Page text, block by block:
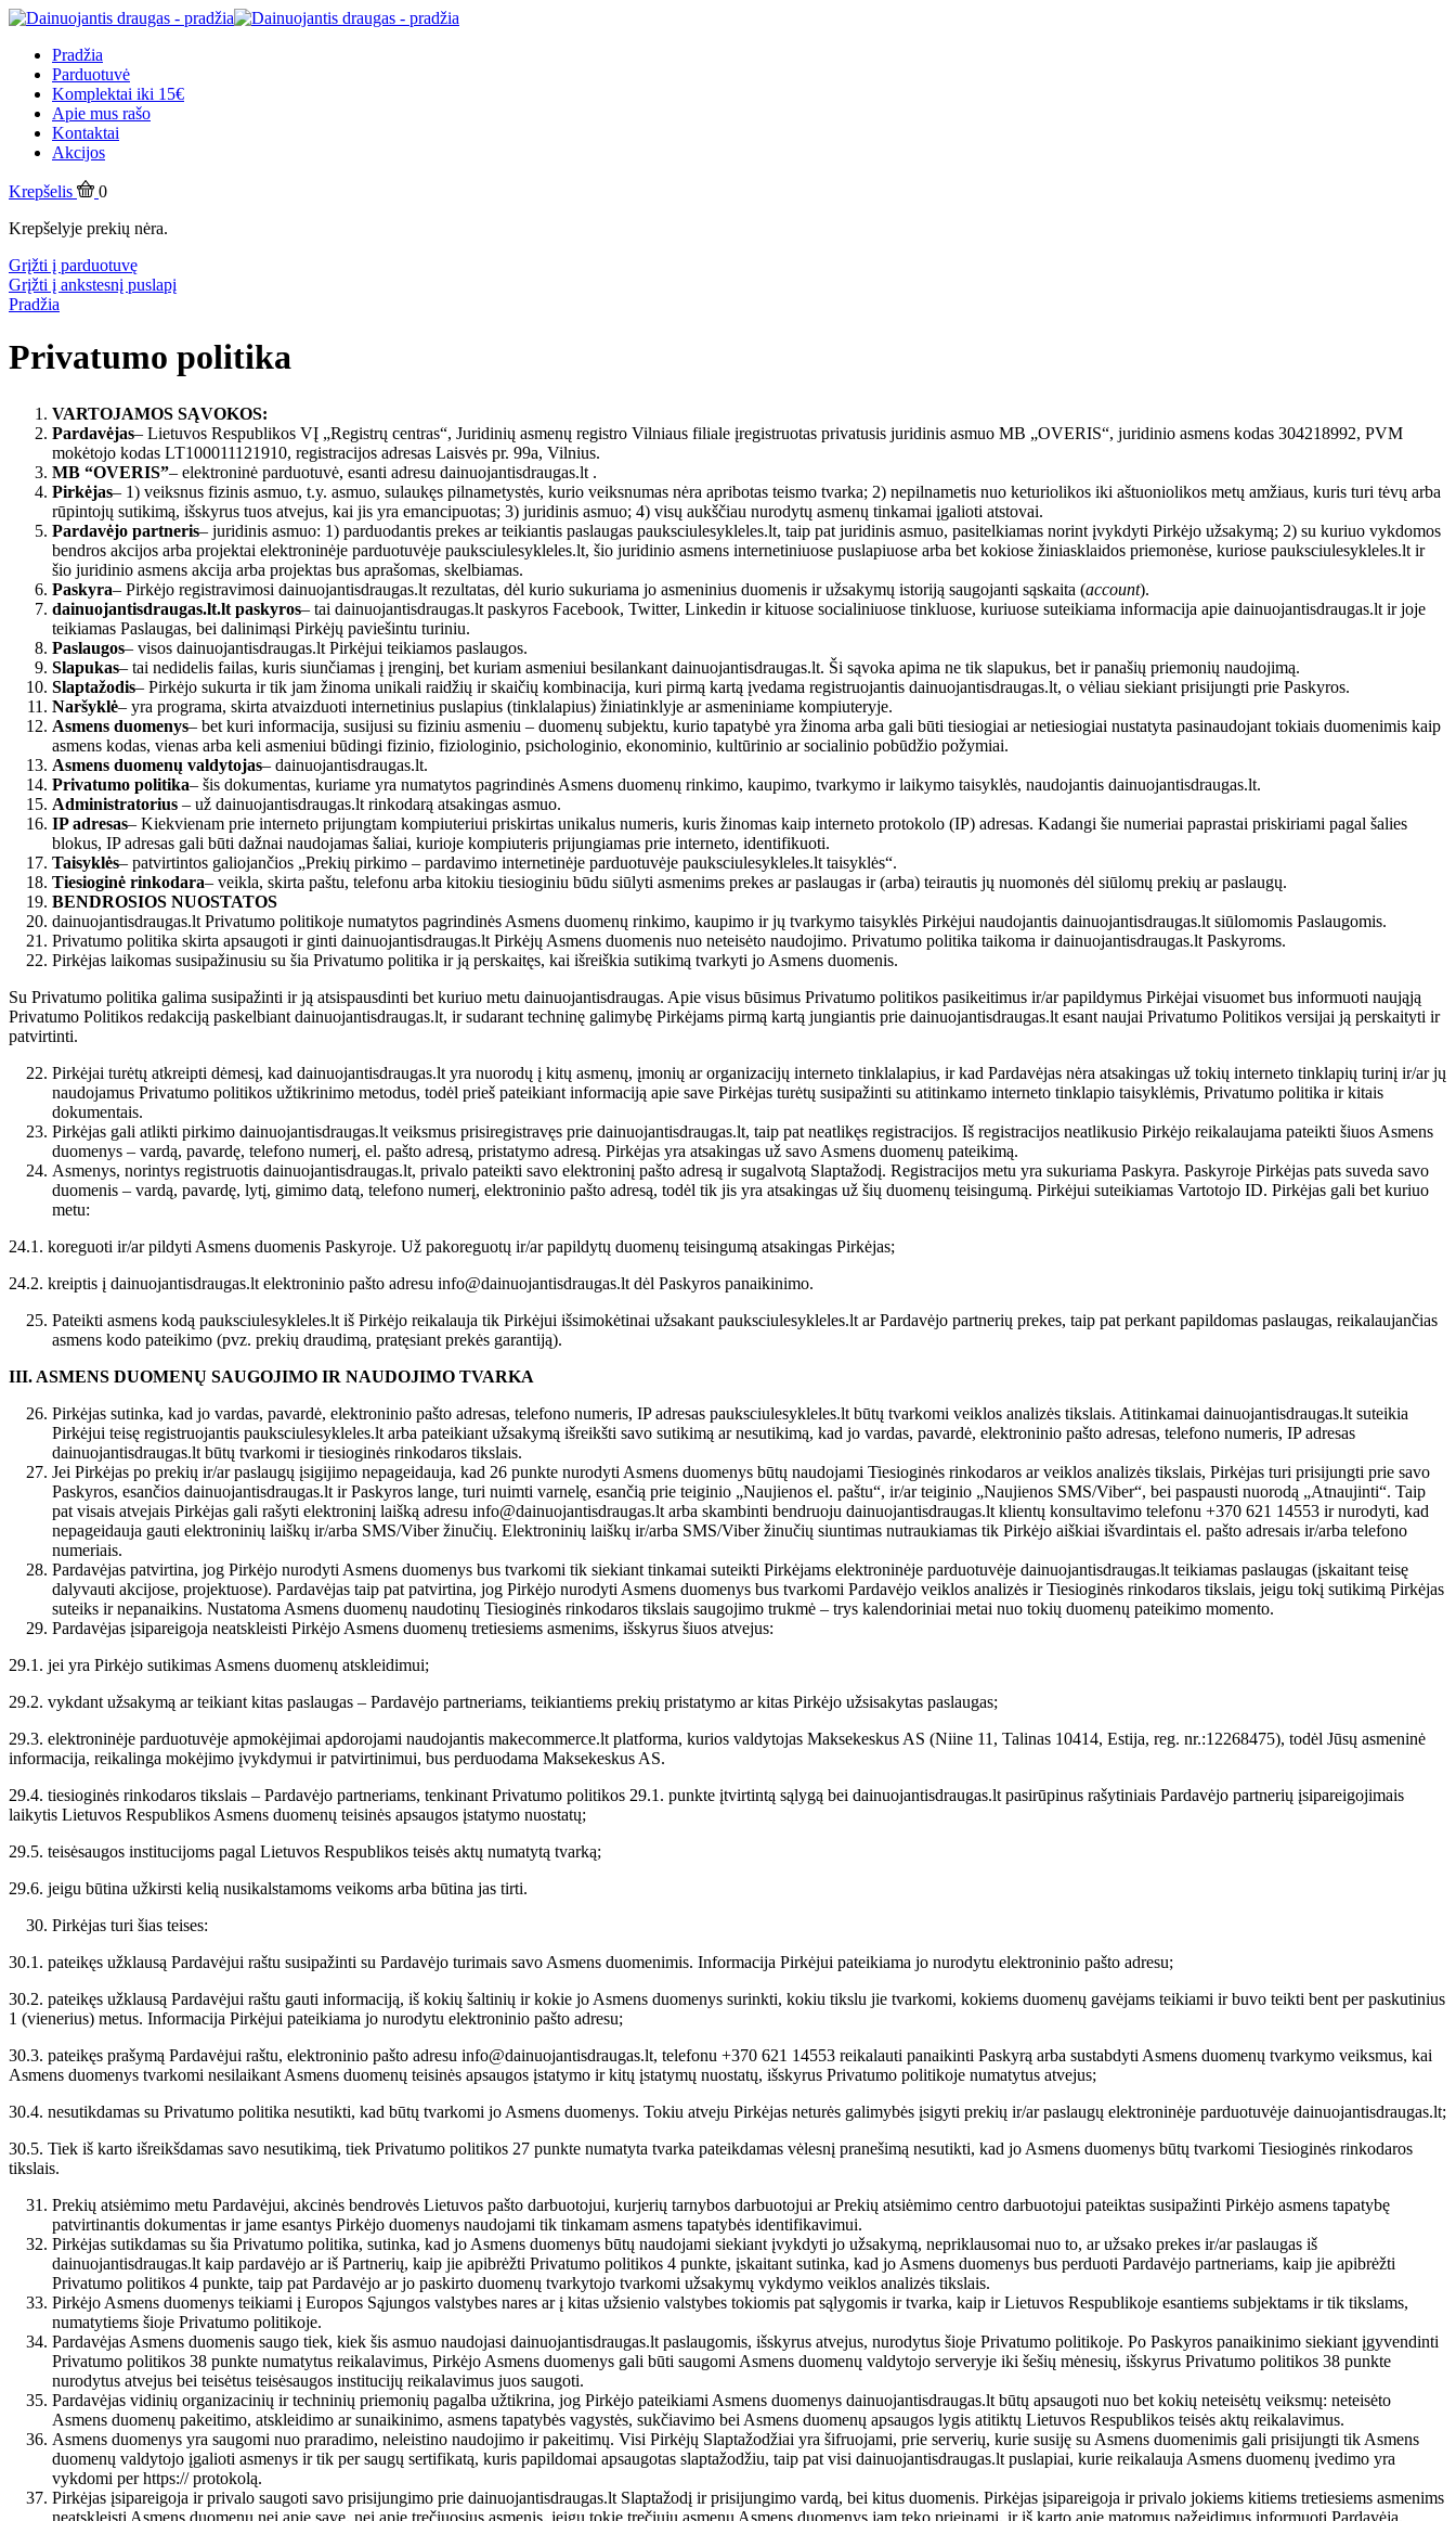
Pradžia
Parduotuvė
Komplektai iki 15€
Apie mus rašo
Kontaktai
Akcijos
Krepšelis
0
Krepšelyje prekių nėra.
Grįžti į parduotuvę
Grįžti į ankstesnį puslapį
Pradžia
Privatumo politika
VARTOJAMOS SĄVOKOS:
Pardavėjas– Lietuvos Respublikos VĮ „Registrų centras“, Juridinių asmenų registro Vilniaus filiale įregistruotas privatusis juridinis asmuo MB „OVERIS“, juridinio asmens kodas 304218992, PVM
mokėtojo kodas LT100011121910, registracijos adresas Laisvės pr. 99a, Vilnius.
MB “OVERIS”– elektroninė parduotuvė, esanti adresu dainuojantisdraugas.lt .
Pirkėjas– 1) veiksnus fizinis asmuo, t.y. asmuo, sulaukęs pilnametystės, kurio veiksnumas nėra apribotas teismo tvarka; 2) nepilnametis nuo keturiolikos iki aštuoniolikos metų amžiaus, kuris turi tėvų arba
rūpintojų sutikimą, išskyrus tuos atvejus, kai jis yra emancipuotas; 3) juridinis asmuo; 4) visų aukščiau nurodytų asmenų tinkamai įgalioti atstovai.
Pardavėjo partneris– juridinis asmuo: 1) parduodantis prekes ar teikiantis paslaugas pauksciulesykleles.lt, taip pat juridinis asmuo, pasitelkiamas norint įvykdyti Pirkėjo užsakymą; 2) su kuriuo vykdomos
bendros akcijos arba projektai elektroninėje parduotuvėje pauksciulesykleles.lt, šio juridinio asmens internetiniuose puslapiuose arba bet kokiose žiniasklaidos priemonėse, kuriose pauksciulesykleles.lt ir
šio juridinio asmens akcija arba projektas bus aprašomas, skelbiamas.
Paskyra– Pirkėjo registravimosi dainuojantisdraugas.lt rezultatas, dėl kurio sukuriama jo asmeninius duomenis ir užsakymų istoriją saugojanti sąskaita (account).
dainuojantisdraugas.lt.lt paskyros– tai dainuojantisdraugas.lt paskyros Facebook, Twitter, Linkedin ir kituose socialiniuose tinkluose, kuriuose suteikiama informacija apie dainuojantisdraugas.lt ir joje
teikiamas Paslaugas, bei dalinimąsi Pirkėjų paviešintu turiniu.
Paslaugos– visos dainuojantisdraugas.lt Pirkėjui teikiamos paslaugos.
Slapukas– tai nedidelis failas, kuris siunčiamas į įrenginį, bet kuriam asmeniui besilankant dainuojantisdraugas.lt. Ši sąvoka apima ne tik slapukus, bet ir panašių priemonių naudojimą.
Slaptažodis– Pirkėjo sukurta ir tik jam žinoma unikali raidžių ir skaičių kombinacija, kuri pirmą kartą įvedama registruojantis dainuojantisdraugas.lt, o vėliau siekiant prisijungti prie Paskyros.
Naršyklė– yra programa, skirta atvaizduoti internetinius puslapius (tinklalapius) žiniatinklyje ar asmeniniame kompiuteryje.
Asmens duomenys– bet kuri informacija, susijusi su fiziniu asmeniu – duomenų subjektu, kurio tapatybė yra žinoma arba gali būti tiesiogiai ar netiesiogiai nustatyta pasinaudojant tokiais duomenimis kaip
asmens kodas, vienas arba keli asmeniui būdingi fizinio, fiziologinio, psichologinio, ekonominio, kultūrinio ar socialinio pobūdžio požymiai.
Asmens duomenų valdytojas– dainuojantisdraugas.lt.
Privatumo politika– šis dokumentas, kuriame yra numatytos pagrindinės Asmens duomenų rinkimo, kaupimo, tvarkymo ir laikymo taisyklės, naudojantis dainuojantisdraugas.lt.
Administratorius – už dainuojantisdraugas.lt rinkodarą atsakingas asmuo.
IP adresas– Kiekvienam prie interneto prijungtam kompiuteriui priskirtas unikalus numeris, kuris žinomas kaip interneto protokolo (IP) adresas. Kadangi šie numeriai paprastai priskiriami pagal šalies
blokus, IP adresas gali būti dažnai naudojamas šaliai, kurioje kompiuteris prijungiamas prie interneto, identifikuoti.
Taisyklės– patvirtintos galiojančios „Prekių pirkimo – pardavimo internetinėje parduotuvėje pauksciulesykleles.lt taisyklės“.
Tiesioginė rinkodara– veikla, skirta paštu, telefonu arba kitokiu tiesioginiu būdu siūlyti asmenims prekes ar paslaugas ir (arba) teirautis jų nuomonės dėl siūlomų prekių ar paslaugų.
BENDROSIOS NUOSTATOS
dainuojantisdraugas.lt Privatumo politikoje numatytos pagrindinės Asmens duomenų rinkimo, kaupimo ir jų tvarkymo taisyklės Pirkėjui naudojantis dainuojantisdraugas.lt siūlomomis Paslaugomis.
Privatumo politika skirta apsaugoti ir ginti dainuojantisdraugas.lt Pirkėjų Asmens duomenis nuo neteisėto naudojimo. Privatumo politika taikoma ir dainuojantisdraugas.lt Paskyroms.
Pirkėjas laikomas susipažinusiu su šia Privatumo politika ir ją perskaitęs, kai išreiškia sutikimą tvarkyti jo Asmens duomenis.
Su Privatumo politika galima susipažinti ir ją atsispausdinti bet kuriuo metu dainuojantisdraugas. Apie visus būsimus Privatumo politikos pasikeitimus ir/ar papildymus Pirkėjai visuomet bus informuoti naująją
Privatumo Politikos redakciją paskelbiant dainuojantisdraugas.lt, ir sudarant techninę galimybę Pirkėjams pirmą kartą jungiantis prie dainuojantisdraugas.lt esant naujai Privatumo Politikos versijai ją perskaityti ir
patvirtinti.
Pirkėjai turėtų atkreipti dėmesį, kad dainuojantisdraugas.lt yra nuorodų į kitų asmenų, įmonių ar organizacijų interneto tinklalapius, ir kad Pardavėjas nėra atsakingas už tokių interneto tinklapių turinį ir/ar jų
naudojamus Privatumo politikos užtikrinimo metodus, todėl prieš pateikiant informaciją apie save Pirkėjas turėtų susipažinti su atitinkamo interneto tinklapio taisyklėmis, Privatumo politika ir kitais
dokumentais.
Pirkėjas gali atlikti pirkimo dainuojantisdraugas.lt veiksmus prisiregistravęs prie dainuojantisdraugas.lt, taip pat neatlikęs registracijos. Iš registracijos neatlikusio Pirkėjo reikalaujama pateikti šiuos Asmens
duomenys – vardą, pavardę, telefono numerį, el. pašto adresą, pristatymo adresą. Pirkėjas yra atsakingas už savo Asmens duomenų pateikimą.
Asmenys, norintys registruotis dainuojantisdraugas.lt, privalo pateikti savo elektroninį pašto adresą ir sugalvotą Slaptažodį. Registracijos metu yra sukuriama Paskyra. Paskyroje Pirkėjas pats suveda savo
duomenis – vardą, pavardę, lytį, gimimo datą, telefono numerį, elektroninio pašto adresą, todėl tik jis yra atsakingas už šių duomenų teisingumą. Pirkėjui suteikiamas Vartotojo ID. Pirkėjas gali bet kuriuo
metu:
24.1. koreguoti ir/ar pildyti Asmens duomenis Paskyroje. Už pakoreguotų ir/ar papildytų duomenų teisingumą atsakingas Pirkėjas;
24.2. kreiptis į dainuojantisdraugas.lt elektroninio pašto adresu info@dainuojantisdraugas.lt dėl Paskyros panaikinimo.
Pateikti asmens kodą pauksciulesykleles.lt iš Pirkėjo reikalauja tik Pirkėjui išsimokėtinai užsakant pauksciulesykleles.lt ar Pardavėjo partnerių prekes, taip pat perkant papildomas paslaugas, reikalaujančias
asmens kodo pateikimo (pvz. prekių draudimą, pratęsiant prekės garantiją).
III. ASMENS DUOMENŲ SAUGOJIMO IR NAUDOJIMO TVARKA
Pirkėjas sutinka, kad jo vardas, pavardė, elektroninio pašto adresas, telefono numeris, IP adresas pauksciulesykleles.lt būtų tvarkomi veiklos analizės tikslais. Atitinkamai dainuojantisdraugas.lt suteikia
Pirkėjui teisę registruojantis pauksciulesykleles.lt arba pateikiant užsakymą išreikšti savo sutikimą ar nesutikimą, kad jo vardas, pavardė, elektroninio pašto adresas, telefono numeris, IP adresas
dainuojantisdraugas.lt būtų tvarkomi ir tiesioginės rinkodaros tikslais.
Jei Pirkėjas po prekių ir/ar paslaugų įsigijimo nepageidauja, kad 26 punkte nurodyti Asmens duomenys būtų naudojami Tiesioginės rinkodaros ar veiklos analizės tikslais, Pirkėjas turi prisijungti prie savo
Paskyros, esančios dainuojantisdraugas.lt ir Paskyros lange, turi nuimti varnelę, esančią prie teiginio „Naujienos el. paštu“, ir/ar teiginio „Naujienos SMS/Viber“, bei paspausti nuorodą „Atnaujinti“. Taip
pat visais atvejais Pirkėjas gali rašyti elektroninį laišką adresu info@dainuojantisdraugas.lt arba skambinti bendruoju dainuojantisdraugas.lt klientų konsultavimo telefonu +370 621 14553 ir nurodyti, kad
nepageidauja gauti elektroninių laiškų ir/arba SMS/Viber žinučių. Elektroninių laiškų ir/arba SMS/Viber žinučių siuntimas nutraukiamas tik Pirkėjo aiškiai išvardintais el. pašto adresais ir/arba telefono
numeriais.
Pardavėjas patvirtina, jog Pirkėjo nurodyti Asmens duomenys bus tvarkomi tik siekiant tinkamai suteikti Pirkėjams elektroninėje parduotuvėje dainuojantisdraugas.lt teikiamas paslaugas (įskaitant teisę
dalyvauti akcijose, projektuose). Pardavėjas taip pat patvirtina, jog Pirkėjo nurodyti Asmens duomenys bus tvarkomi Pardavėjo veiklos analizės ir Tiesioginės rinkodaros tikslais, jeigu tokį sutikimą Pirkėjas
suteiks ir nepanaikins. Nustatoma Asmens duomenų naudotinų Tiesioginės rinkodaros tikslais saugojimo trukmė – trys kalendoriniai metai nuo tokių duomenų pateikimo momento.
Pardavėjas įsipareigoja neatskleisti Pirkėjo Asmens duomenų tretiesiems asmenims, išskyrus šiuos atvejus:
29.1. jei yra Pirkėjo sutikimas Asmens duomenų atskleidimui;
29.2. vykdant užsakymą ar teikiant kitas paslaugas – Pardavėjo partneriams, teikiantiems prekių pristatymo ar kitas Pirkėjo užsisakytas paslaugas;
29.3. elektroninėje parduotuvėje apmokėjimai apdorojami naudojantis makecommerce.lt platforma, kurios valdytojas Maksekeskus AS (Niine 11, Talinas 10414, Estija, reg. nr.:12268475), todėl Jūsų asmeninė
informacija, reikalinga mokėjimo įvykdymui ir patvirtinimui, bus perduodama Maksekeskus AS.
29.4. tiesioginės rinkodaros tikslais – Pardavėjo partneriams, tenkinant Privatumo politikos 29.1. punkte įtvirtintą sąlygą bei dainuojantisdraugas.lt pasirūpinus rašytiniais Pardavėjo partnerių įsipareigojimais
laikytis Lietuvos Respublikos Asmens duomenų teisinės apsaugos įstatymo nuostatų;
29.5. teisėsaugos institucijoms pagal Lietuvos Respublikos teisės aktų numatytą tvarką;
29.6. jeigu būtina užkirsti kelią nusikalstamoms veikoms arba būtina jas tirti.
Pirkėjas turi šias teises:
30.1. pateikęs užklausą Pardavėjui raštu susipažinti su Pardavėjo turimais savo Asmens duomenimis. Informacija Pirkėjui pateikiama jo nurodytu elektroninio pašto adresu;
30.2. pateikęs užklausą Pardavėjui raštu gauti informaciją, iš kokių šaltinių ir kokie jo Asmens duomenys surinkti, kokiu tikslu jie tvarkomi, kokiems duomenų gavėjams teikiami ir buvo teikti bent per paskutinius
1 (vienerius) metus. Informacija Pirkėjui pateikiama jo nurodytu elektroninio pašto adresu;
30.3. pateikęs prašymą Pardavėjui raštu, elektroninio pašto adresu info@dainuojantisdraugas.lt, telefonu +370 621 14553 reikalauti panaikinti Paskyrą arba sustabdyti Asmens duomenų tvarkymo veiksmus, kai
Asmens duomenys tvarkomi nesilaikant Asmens duomenų teisinės apsaugos įstatymo ir kitų įstatymų nuostatų, išskyrus Privatumo politikoje numatytus atvejus;
30.4. nesutikdamas su Privatumo politika nesutikti, kad būtų tvarkomi jo Asmens duomenys. Tokiu atveju Pirkėjas neturės galimybės įsigyti prekių ir/ar paslaugų elektroninėje parduotuvėje dainuojantisdraugas.lt;
30.5. Tiek iš karto išreikšdamas savo nesutikimą, tiek Privatumo politikos 27 punkte numatyta tvarka pateikdamas vėlesnį pranešimą nesutikti, kad jo Asmens duomenys būtų tvarkomi Tiesioginės rinkodaros
tikslais.
Prekių atsiėmimo metu Pardavėjui, akcinės bendrovės Lietuvos pašto darbuotojui, kurjerių tarnybos darbuotojui ar Prekių atsiėmimo centro darbuotojui pateiktas susipažinti Pirkėjo asmens tapatybę
patvirtinantis dokumentas ir jame esantys Pirkėjo duomenys naudojami tik tinkamam asmens tapatybės identifikavimui.
Pirkėjas sutikdamas su šia Privatumo politika, sutinka, kad jo Asmens duomenys būtų naudojami siekiant įvykdyti jo užsakymą, nepriklausomai nuo to, ar užsako prekes ir/ar paslaugas iš
dainuojantisdraugas.lt kaip pardavėjo ar iš Partnerių, kaip jie apibrėžti Privatumo politikos 4 punkte, įskaitant sutinka, kad jo Asmens duomenys bus perduoti Pardavėjo partneriams, kaip jie apibrėžti
Privatumo politikos 4 punkte, taip pat Pardavėjo ar jo paskirto duomenų tvarkytojo tvarkomi užsakymų vykdymo veiklos analizės tikslais.
Pirkėjo Asmens duomenys teikiami į Europos Sąjungos valstybes nares ar į kitas užsienio valstybes tokiomis pat sąlygomis ir tvarka, kaip ir Lietuvos Respublikoje esantiems subjektams ir tik tikslams,
numatytiems šioje Privatumo politikoje.
Pardavėjas Asmens duomenis saugo tiek, kiek šis asmuo naudojasi dainuojantisdraugas.lt paslaugomis, išskyrus atvejus, nurodytus šioje Privatumo politikoje. Po Paskyros panaikinimo siekiant įgyvendinti
Privatumo politikos 38 punkte numatytus reikalavimus, Pirkėjo Asmens duomenys gali būti saugomi Asmens duomenų valdytojo serveryje iki šešių mėnesių, išskyrus Privatumo politikos 38 punkte
nurodytus atvejus bei teisėtus teisėsaugos institucijų reikalavimus juos saugoti.
Pardavėjas vidinių organizacinių ir techninių priemonių pagalba užtikrina, jog Pirkėjo pateikiami Asmens duomenys dainuojantisdraugas.lt būtų apsaugoti nuo bet kokių neteisėtų veiksmų: neteisėto
Asmens duomenų pakeitimo, atskleidimo ar sunaikinimo, asmens tapatybės vagystės, sukčiavimo bei Asmens duomenų apsaugos lygis atitiktų Lietuvos Respublikos teisės aktų reikalavimus.
Asmens duomenys yra saugomi nuo praradimo, neleistino naudojimo ir pakeitimų. Visi Pirkėjų Slaptažodžiai yra šifruojami, prie serverių, kurie susiję su Asmens duomenimis gali prisijungti tik Asmens
duomenų valdytojo įgalioti asmenys ir tik per saugų sertifikatą, kuris papildomai apsaugotas slaptažodžiu, taip pat visi dainuojantisdraugas.lt puslapiai, kurie reikalauja Asmens duomenų įvedimo yra
vykdomi per https:// protokolą.
Pirkėjas įsipareigoja ir privalo saugoti savo prisijungimo prie dainuojantisdraugas.lt Slaptažodį ir prisijungimo vardą, bei kitus duomenis. Pirkėjas įsipareigoja ir privalo jokiems kitiems tretiesiems asmenims